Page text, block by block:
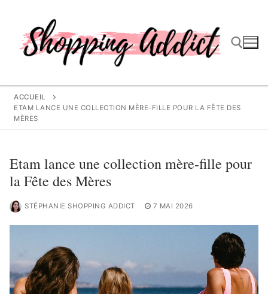
contenu
ACCUEIL
ETAM LANCE UNE COLLECTION MÈRE-FILLE POUR LA FÊTE DES
MÈRES
Etam lance une collection mère-fille pour
la Fête des Mères
STÉPHANIE SHOPPING ADDICT 7 MAI 2026